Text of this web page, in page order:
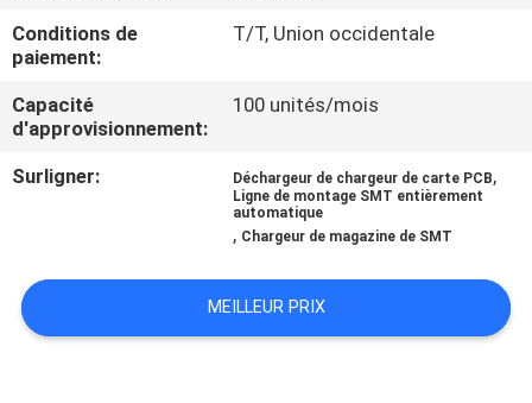
CONTACTEZ-
NOUVELLES
ON
LINE
Conditions de
paiement:
T/T, Union occidentale
Capacité
d'approvisionnement:
100 unités/mois
Surligner: Déchargeur de chargeur de carte PCB,
Ligne de montage SMT entièrement
automatique
, Chargeur de magazine de SMT
MEILLEUR PRIX